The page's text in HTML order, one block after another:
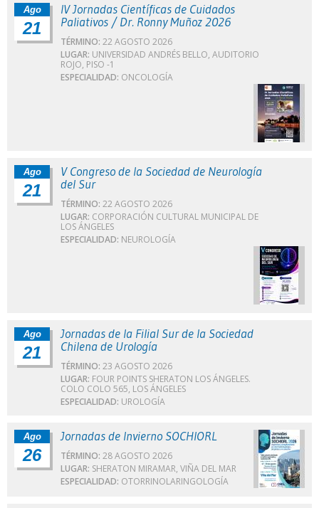
Ago
21
IV Jornadas Científicas de Cuidados
Paliativos / Dr. Ronny Muñoz 2026
TÉRMINO: 22 AGOSTO 2026
LUGAR: UNIVERSIDAD ANDRÉS BELLO, AUDITORIO
ROJO, PISO -1
ESPECIALIDAD: ONCOLOGÍA
Ago
21
V Congreso de la Sociedad de Neurología
del Sur
TÉRMINO: 22 AGOSTO 2026
LUGAR: CORPORACIÓN CULTURAL MUNICIPAL DE
LOS ÁNGELES
ESPECIALIDAD: NEUROLOGÍA
Ago
21
Jornadas de la Filial Sur de la Sociedad
Chilena de Urología
TÉRMINO: 23 AGOSTO 2026
LUGAR: FOUR POINTS SHERATON LOS ÁNGELES.
COLO COLO 565, LOS ÁNGELES
ESPECIALIDAD: UROLOGÍA
Ago
26
Jornadas de Invierno SOCHIORL
TÉRMINO: 28 AGOSTO 2026
LUGAR: SHERATON MIRAMAR, VIÑA DEL MAR
ESPECIALIDAD: OTORRINOLARINGOLOGÍA